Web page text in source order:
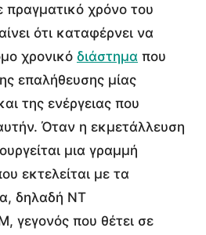
χρόνο του
ότι καταφέρνει να
χρονικό διάστημα που
επαλήθευσης μίας
της ενέργειας που
Όταν η εκμετάλλευση
μια γραμμή
εκτελείται με τα
δηλαδή NT
γεγονός που θέτει σε